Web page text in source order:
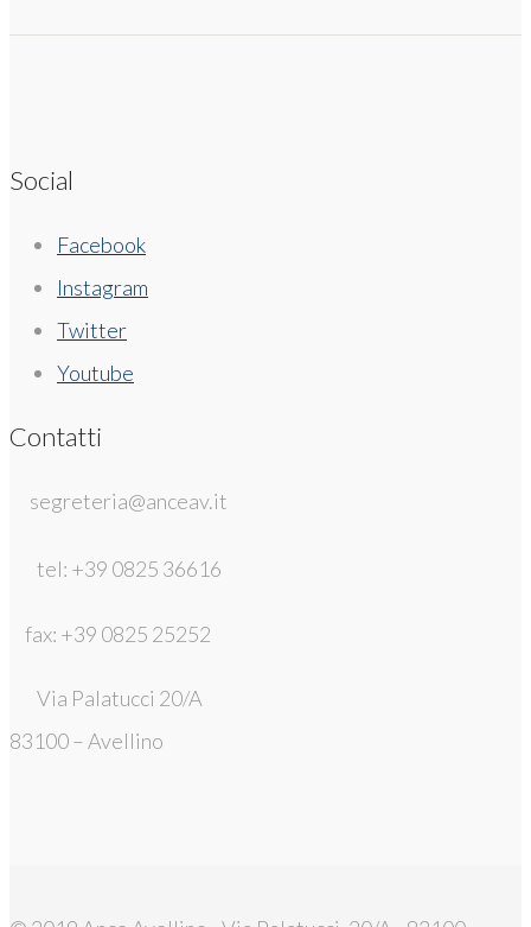
Social
Facebook
Instagram
Twitter
Youtube
Contatti
segreteria@anceav.it
tel: +39 0825 36616
fax: +39 0825 25252
Via Palatucci 20/A
83100 – Avellino